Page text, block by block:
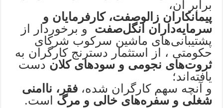
برابر آن،
پیمانکاران زالو‌صفت، کارفرمایان و
سرمایه‌داران انگل‌صفت و برخوردار از
پشتیبانی‌های ماشین سرکوب شرکای
حکومتی ، از استثمار دسترنج کارگران به
ثروت‌های نجومی و سودهای کلان دست
یافته‌اند؛
و آنچه سهم کارگران شده،فقر، ناامنی
شغلی و سفره‌های خالی و مرگ است.